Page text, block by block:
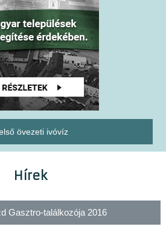
övezeti ivóvíz
Hírek
Gasztro-találkozója 2016